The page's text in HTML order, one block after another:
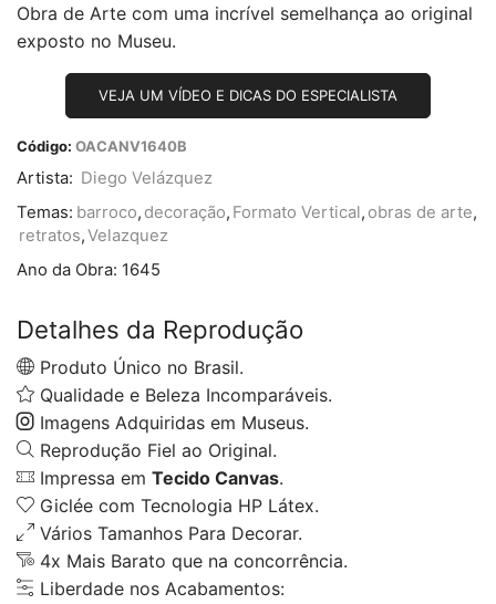
Obra de Arte com uma incrível semelhança ao original
exposto no Museu.
VEJA UM VÍDEO E DICAS DO ESPECIALISTA
Código: OACANV1640B
Artista: Diego Velázquez
Temas: barroco, decoração, Formato Vertical, obras de arte,
retratos,Velazquez
Ano da Obra: 1645
Detalhes da Reprodução
Produto Único no Brasil.
Qualidade e Beleza Incomparáveis.
Imagens Adquiridas em Museus.
Reprodução Fiel ao Original.
Impressa em Tecido Canvas.
Giclée com Tecnologia HP Látex.
Vários Tamanhos Para Decorar.
4x Mais Barato que na concorrência.
Liberdade nos Acabamentos: